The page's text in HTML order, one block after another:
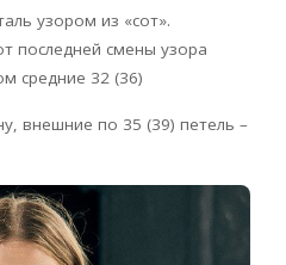
узором из «сот».
последней смены узора
средние 32 (36)
внешние по 35 (39) петель –